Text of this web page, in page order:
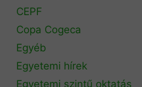
CEPF
Copa Cogeca
Egyéb
Egyetemi hírek
Egyetemi szintű oktatás